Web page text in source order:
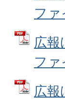
ファ
広
ファ
広